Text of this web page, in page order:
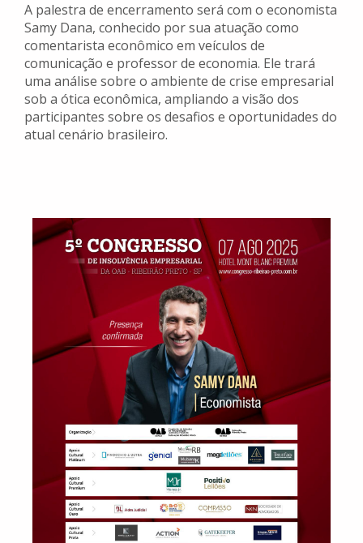
A palestra de encerramento será com o economista
Samy Dana, conhecido por sua atuação como
comentarista econômico em veículos de
comunicação e professor de economia. Ele trará
uma análise sobre o ambiente de crise empresarial
sob a ótica econômica, ampliando a visão dos
participantes sobre os desafios e oportunidades do
atual cenário brasileiro.